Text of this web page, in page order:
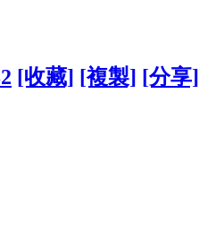
[收藏] [複製] [分享]